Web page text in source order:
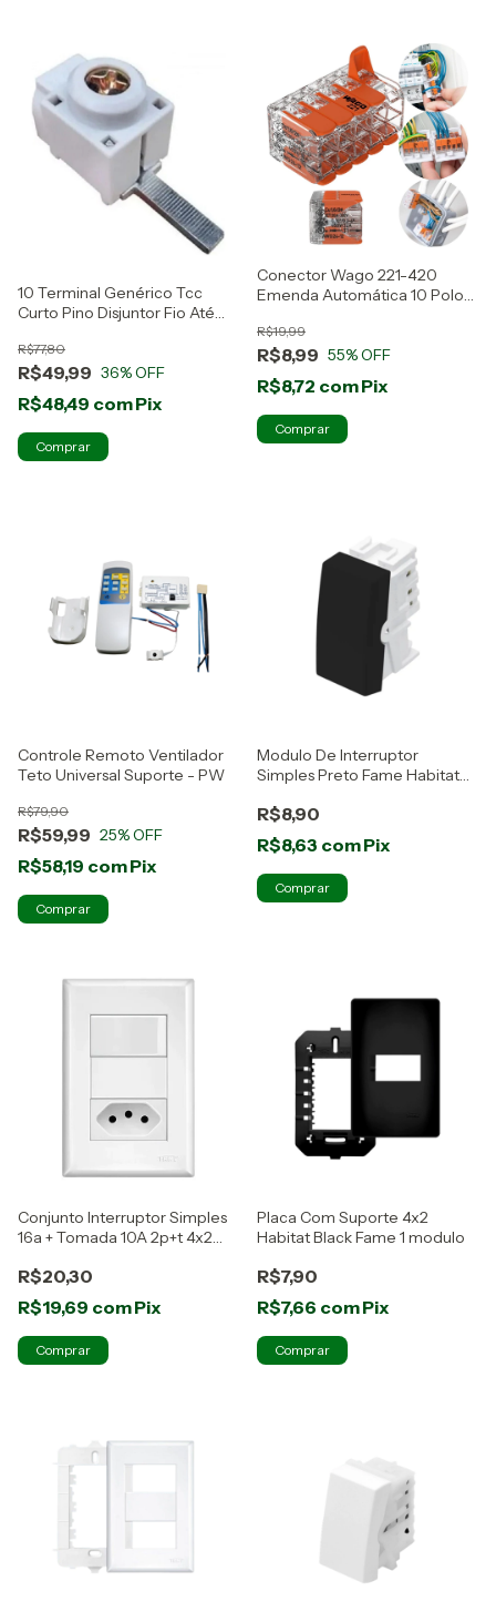
10 Terminal Genérico Tcc
Curto Pino Disjuntor Fio Até
R$49,99
R$77,80
36% OFF
R$48,49 comPix
Conector Wago 221-420
Emenda Automática 10 Polos
R$8,99
R$19,99
55% OFF
R$8,72 comPix
Controle Remoto Ventilador
Teto Universal Suporte - PW
R$59,99
R$79,90
25% OFF
R$58,19 comPix
Modulo De Interruptor
Simples Preto Fame Habitat
R$8,90
R$8,63 comPix
Conjunto Interruptor Simples
16a + Tomada 10A 2p+t 4x2
R$20,30
R$19,69 comPix
Placa Com Suporte 4x2
Habitat Black Fame 1 modulo
R$7,90
R$7,66 comPix